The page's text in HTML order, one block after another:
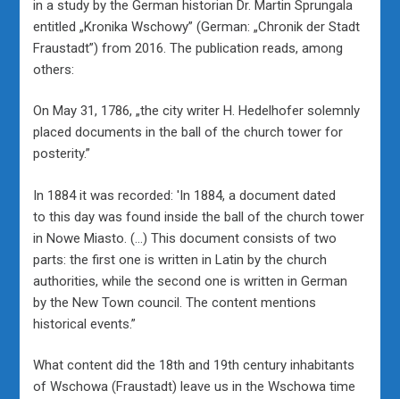
in a study by the German historian Dr. Martin Sprungala
entitled „Kronika Wschowy” (German: „Chronik der Stadt
Fraustadt”) from 2016. The publication reads, among
others:
On May 31, 1786, „the city writer H. Hedelhofer solemnly
placed documents in the ball of the church tower for
posterity.”
In 1884 it was recorded: 'In 1884, a document dated
to this day was found inside the ball of the church tower
in Nowe Miasto. (…) This document consists of two
parts: the first one is written in Latin by the church
authorities, while the second one is written in German
by the New Town council. The content mentions
historical events.”
What content did the 18th and 19th century inhabitants
of Wschowa (Fraustadt) leave us in the Wschowa time